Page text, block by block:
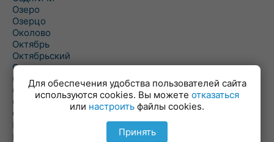
Озеро
Озерцо
Околово
Октябрь
Октябрьский
Олехновичи
Омговичи
Оношки
Осовец
Острошицкий Городок
Пасека
Пастовичи
Для обеспечения удобства пользователей сайта
используются cookies. Вы можете отказаться
или настроить файлы cookies.
Принять